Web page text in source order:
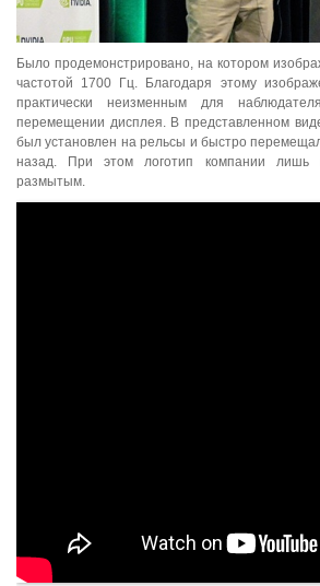
Было продемонстрировано, на котором
частотой 1700 Гц. Благодаря этому
практически неизменным для
перемещении дисплея. В представленном
был установлен на рельсы и быстро
назад. При этом логотип компании лишь
размытым.